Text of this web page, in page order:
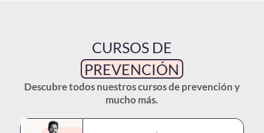
CURSOS DE
PREVENCIÓN
Descubre todos nuestros cursos de prevención y
mucho más.